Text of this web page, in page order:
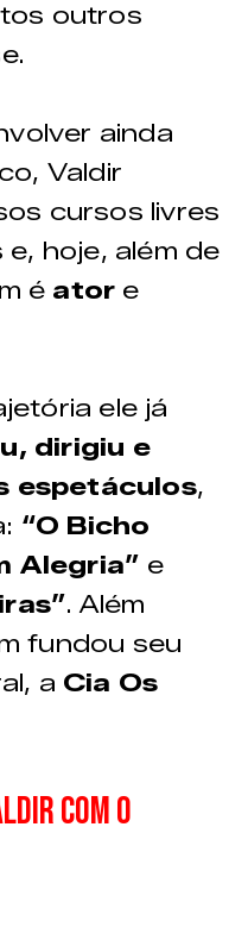
outros
ainda
Valdir
cursos livres
hoje, além de
é ator e
ele já
dirigiu e
espetáculos,
“O Bicho
Alegria” e
. Além
fundou seu
a Cia Os
com o